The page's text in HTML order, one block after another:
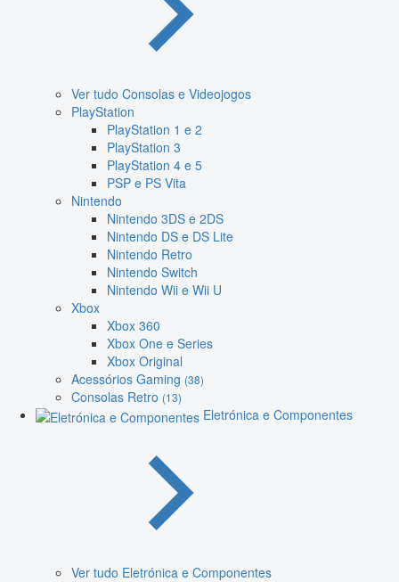
Ver tudo Consolas e Videojogos
PlayStation
PlayStation 1 e 2
PlayStation 3
PlayStation 4 e 5
PSP e PS Vita
Nintendo
Nintendo 3DS e 2DS
Nintendo DS e DS Lite
Nintendo Retro
Nintendo Switch
Nintendo Wii e Wii U
Xbox
Xbox 360
Xbox One e Series
Xbox Original
Acessórios Gaming (38)
Consolas Retro (13)
Eletrónica e Componentes
Ver tudo Eletrónica e Componentes